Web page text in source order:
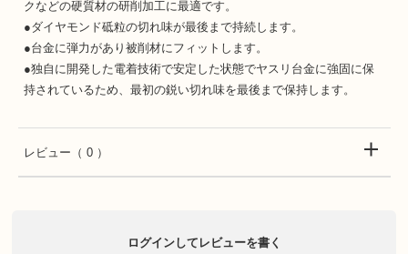
クなどの硬質材の研削加工に最適です。
●ダイヤモンド砥粒の切れ味が最後まで持続します。
●台金に弾力があり被削材にフィットします。
●独自に開発した電着技術で安定した状態でヤスリ台金に強固に保
持されているため、最初の鋭い切れ味を最後まで保持します。
レビュー （ 0 ）
ログインしてレビューを書く